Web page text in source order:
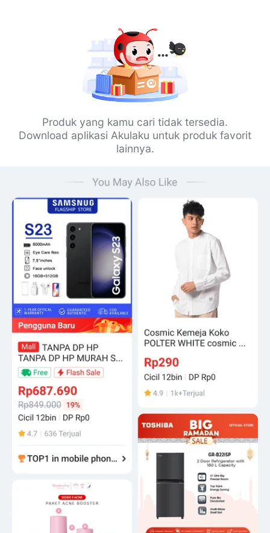
Produk yang kamu cari tidak tersedia.
Download aplikasi Akulaku untuk produk favorit
lainnya.